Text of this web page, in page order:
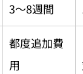
3〜8週間
都度追加費
用